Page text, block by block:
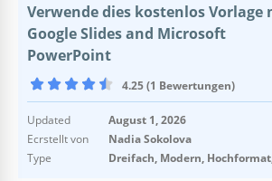
Verwende dies kostenlos Vorlage
Google Slides and Microsoft
PowerPoint
4.25 (1 Bewertungen)
Updated
August 1, 2026
Ecrstellt von
Nadia Sokolova
Type
Dreifach, Modern,